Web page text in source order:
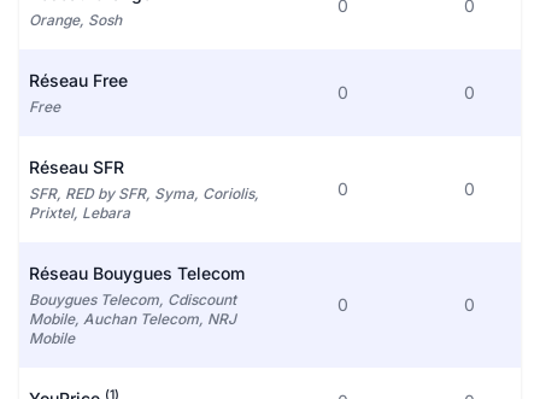
Orange, Sosh
0 0
Réseau Free
Free
0 0
Réseau SFR
SFR, RED by SFR, Syma, Coriolis,
Prixtel, Lebara
0 0
Réseau Bouygues Telecom
Bouygues Telecom, Cdiscount
Mobile, Auchan Telecom, NRJ
Mobile
0 0
(1)